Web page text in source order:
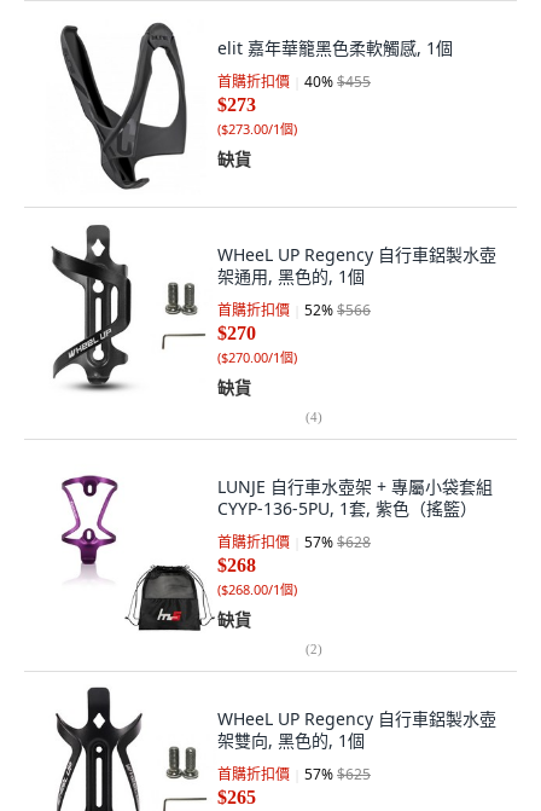
elit 嘉年華籠黑色柔軟觸感, 1個
首購折扣價 40%$455
$273
($273.00/1個)
缺貨
WHeeL UP Regency 自行車鋁製水壺
架通用, 黑色的, 1個
首購折扣價 52%$566
$270
($270.00/1個)
缺貨
(4)
LUNJE 自行車水壺架 + 專屬小袋套組
CYYP-136-5PU, 1套, 紫色（搖籃）
首購折扣價 57%$628
$268
($268.00/1個)
缺貨
(2)
WHeeL UP Regency 自行車鋁製水壺
架雙向, 黑色的, 1個
首購折扣價 57%$625
$265